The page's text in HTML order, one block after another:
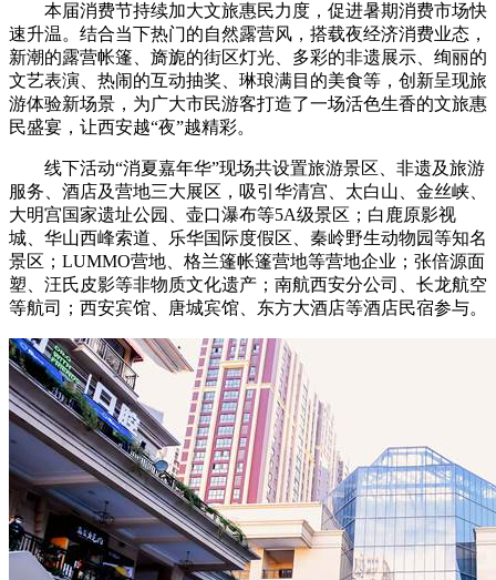
本届消费节持续加大文旅惠民力度，促进暑期消费市场快
速升温。结合当下热门的自然露营风，搭载夜经济消费业态，
新潮的露营帐篷、旖旎的街区灯光、多彩的非遗展示、绚丽的
文艺表演、热闹的互动抽奖、琳琅满目的美食等，创新呈现旅
游体验新场景，为广大市民游客打造了一场活色生香的文旅惠
民盛宴，让西安越“夜”越精彩。
线下活动“消夏嘉年华”现场共设置旅游景区、非遗及旅游
服务、酒店及营地三大展区，吸引华清宫、太白山、金丝峡、
大明宫国家遗址公园、壶口瀑布等5A级景区；白鹿原影视
城、华山西峰索道、乐华国际度假区、秦岭野生动物园等知名
景区；LUMMO营地、格兰篷帐篷营地等营地企业；张倍源面
塑、汪氏皮影等非物质文化遗产；南航西安分公司、长龙航空
等航司；西安宾馆、唐城宾馆、东方大酒店等酒店民宿参与。